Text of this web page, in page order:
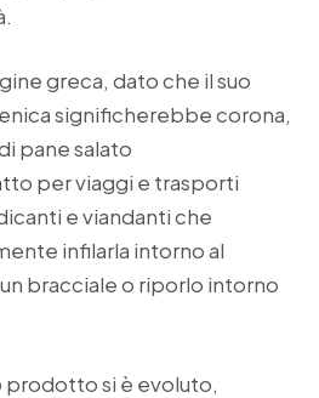
greca, dato che il suo
significherebbe corona,
pane salato
per viaggi e trasporti
e viandanti che
infilarla intorno al
bracciale o riporlo intorno
si è evoluto,